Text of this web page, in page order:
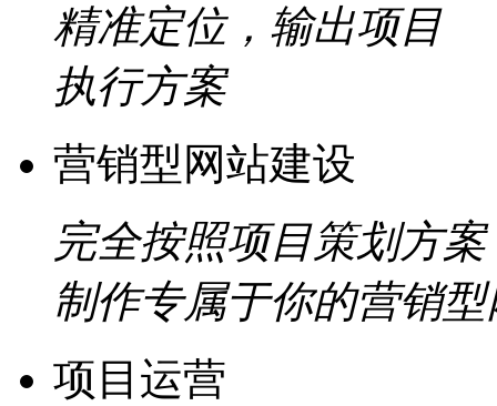
精准定位，输出项目
执行方案
营销型网站建设
完全按照项目策划方案
制作专属于你的营销
项目运营